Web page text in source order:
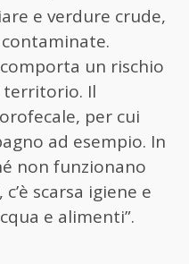
e verdure crude,
un rischio
territorio. Il
per cui
ad esempio. In
non funzionano
scarsa igiene e
e alimenti”.